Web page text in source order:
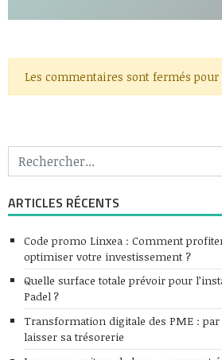
Les commentaires sont fermés pour
ARTICLES RÉCENTS
Code promo Linxea : Comment
optimiser votre investissement ?
Quelle surface totale prévoir pour
Padel ?
Transformation digitale des PME :
laisser sa trésorerie